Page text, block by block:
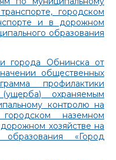
городском
и в дорожном
образования
города Обнинска от
общественных
профилактики
охраняемым
контролю на
городском наземном
хозяйстве на
образования «Город